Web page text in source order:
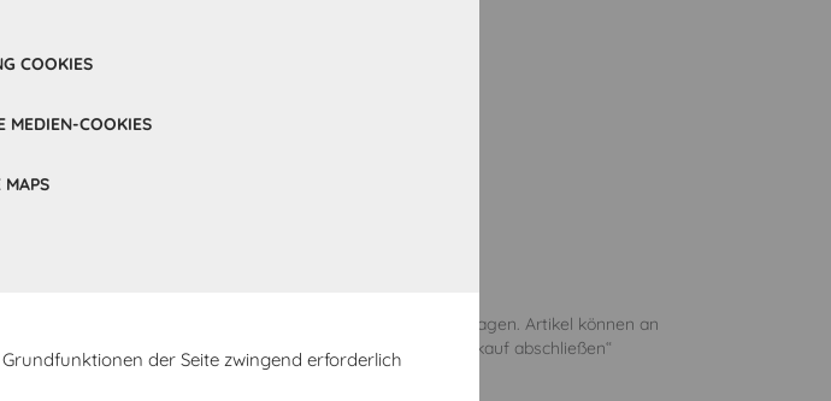
COOKIES
MEDIEN-COOKIES
MAPS
der Seite zwingend erforderlich
Bereit zur Lieferung oder Abholung in 5 Werktagen. Artikel können an
eine Direktadresse oder an den im Schritt „Einkauf abschließen“
gewählten Abholort geliefert werden.